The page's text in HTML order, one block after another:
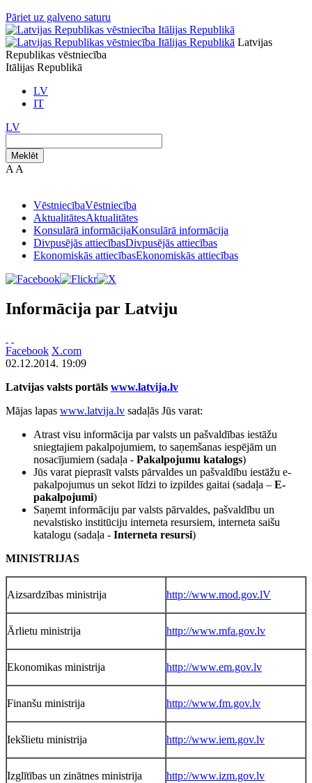
Pāriet uz galveno saturu
Latvijas
Republikas vēstniecība
Itālijas Republikā
LV
IT
LV
Meklēt
A A
VēstniecībaVēstniecība
AktualitātesAktualitātes
Konsulārā informācijaKonsulārā informācija
Divpusējās attiecībasDivpusējās attiecības
Ekonomiskās attiecībasEkonomiskās attiecības
Informācija par Latviju
Facebook X.com
02.12.2014. 19:09
Latvijas valsts portāls www.latvija.lv
Mājas lapas www.latvija.lv sadaļās Jūs varat:
Atrast visu informācija par valsts un pašvaldības iestāžu
sniegtajiem pakalpojumiem, to saņemšanas iespējām un
nosacījumiem (sadaļa - Pakalpojumu katalogs)
Jūs varat pieprasīt valsts pārvaldes un pašvaldību iestāžu e-
pakalpojumus un sekot līdzi to izpildes gaitai (sadaļa – E-
pakalpojumi)
Saņemt informāciju par valsts pārvaldes, pašvaldību un
nevalstisko institūciju interneta resursiem, interneta saišu
katalogu (sadaļa - Interneta resursi)
MINISTRIJAS
Aizsardzības ministrija http://www.mod.gov.lV
Ārlietu ministrija http://www.mfa.gov.lv
Ekonomikas ministrija http://www.em.gov.lv
Finanšu ministrija http://www.fm.gov.lv
Iekšlietu ministrija http://www.iem.gov.lv
Izglītības un zinātnes ministrija http://www.izm.gov.lv